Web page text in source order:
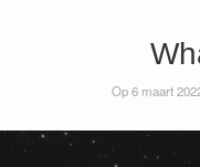
Op 6 maart